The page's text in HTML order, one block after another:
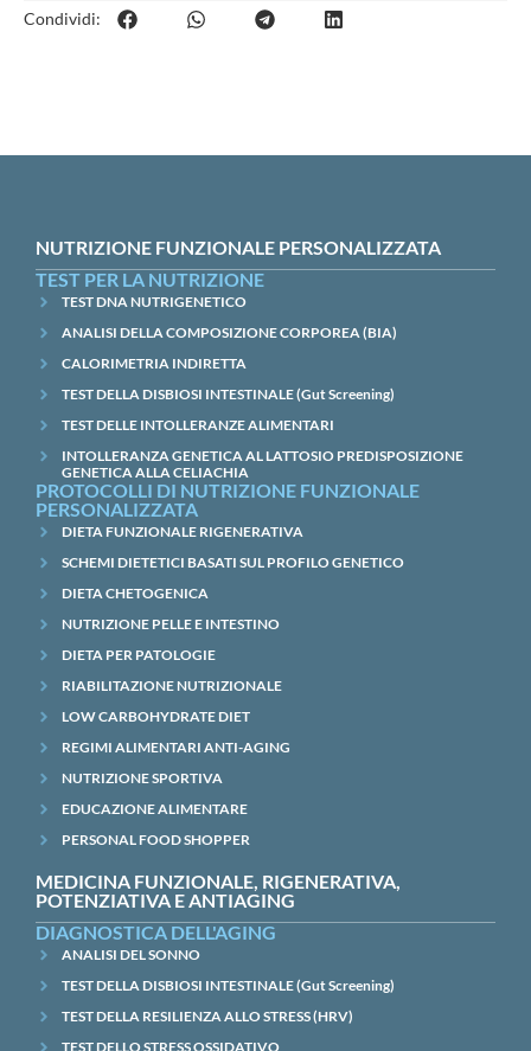
Condividi:
NUTRIZIONE FUNZIONALE PERSONALIZZATA
TEST PER LA NUTRIZIONE
TEST DNA NUTRIGENETICO
ANALISI DELLA COMPOSIZIONE CORPOREA (BIA)
CALORIMETRIA INDIRETTA
TEST DELLA DISBIOSI INTESTINALE (Gut Screening)
TEST DELLE INTOLLERANZE ALIMENTARI
INTOLLERANZA GENETICA AL LATTOSIO PREDISPOSIZIONE
GENETICA ALLA CELIACHIA
PROTOCOLLI DI NUTRIZIONE FUNZIONALE
PERSONALIZZATA
DIETA FUNZIONALE RIGENERATIVA
SCHEMI DIETETICI BASATI SUL PROFILO GENETICO
DIETA CHETOGENICA
NUTRIZIONE PELLE E INTESTINO
DIETA PER PATOLOGIE
RIABILITAZIONE NUTRIZIONALE
LOW CARBOHYDRATE DIET
REGIMI ALIMENTARI ANTI-AGING
NUTRIZIONE SPORTIVA
EDUCAZIONE ALIMENTARE
PERSONAL FOOD SHOPPER
MEDICINA FUNZIONALE, RIGENERATIVA,
POTENZIATIVA E ANTIAGING
DIAGNOSTICA DELL'AGING
ANALISI DEL SONNO
TEST DELLA DISBIOSI INTESTINALE (Gut Screening)
TEST DELLA RESILIENZA ALLO STRESS (HRV)
TEST DELLO STRESS OSSIDATIVO